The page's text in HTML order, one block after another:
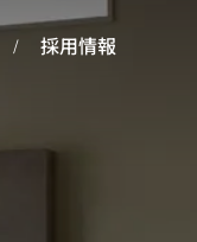
採用情報